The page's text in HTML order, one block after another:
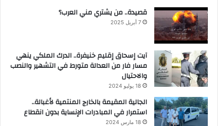
قصيدة.. من يشتري مني العرب؟
7 أبريل 2025
آيت إسحاق إقليم خنيفرة.. الدرك الملكي ينهي
مسار فار من العدالة متورط في التشهير والنصب
والاحتيال
18 يوليو 2024
الجالية المقيمة بالخارج المنتمية لأغبالة..
استمرار في المبادرات الإنساية بدون انقطاع
18 مارس 2024